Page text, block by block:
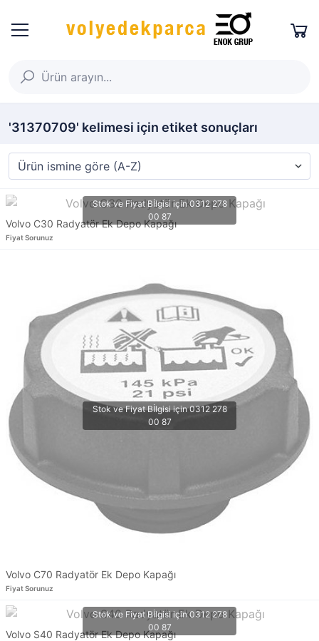
'31370709' kelimesi için etiket sonuçları
Volvo C30 Radyatör Ek Depo Kapağı
Fiyat Sorunuz
Volvo C70 Radyatör Ek Depo Kapağı
Fiyat Sorunuz
Volvo S40 Radyatör Ek Depo Kapağı